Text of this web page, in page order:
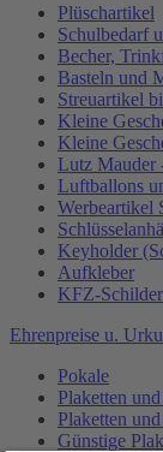
Plüschartikel
Schulbedarf
Becher,
Basteln und
Streuartikel
Kleine
Kleine
Lutz Mauder
Luftballons
Werbeartikel
Keyholder
Aufkleber
KFZ-
Ehrenpreise u.
Pokale
Plaketten
Plaketten
Günstige